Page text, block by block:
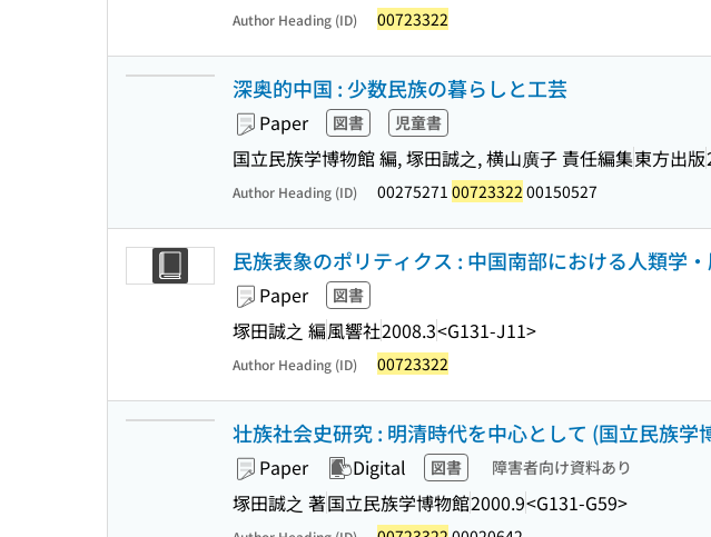
Author Heading (ID) 00723322
深奥的中国 : 少数民族の暮らしと工芸
Paper 図書 児童書
国立民族学博物館 編, 塚田誠之, 横山廣子 責任編集東方出版
Author Heading (ID) 00275271 00723322 00150527
民族表象のポリティクス : 中国南部における人類学
Paper 図書
塚田誠之 編風響社2008.3<G131-J11>
Author Heading (ID) 00723322
壮族社会史研究 : 明清時代を中心として (国立民族学
Paper Digital 図書 障害者向け資料あり
塚田誠之 著国立民族学博物館2000.9<G131-G59>